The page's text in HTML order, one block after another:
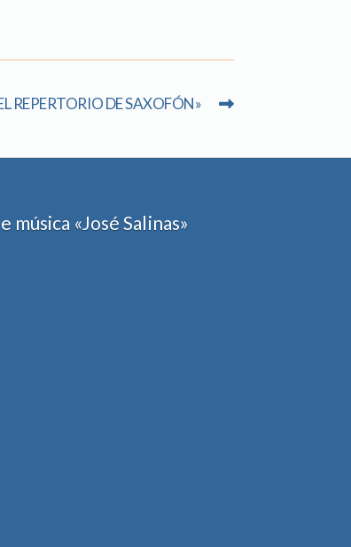
REPERTORIO DE SAXOFÓN»
«José Salinas»